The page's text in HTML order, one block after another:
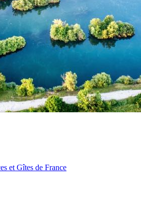
et Gîtes de France